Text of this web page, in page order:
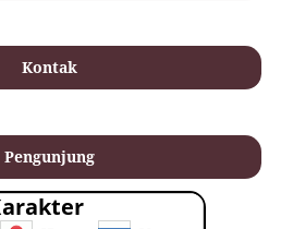
Kontak
Pengunjung